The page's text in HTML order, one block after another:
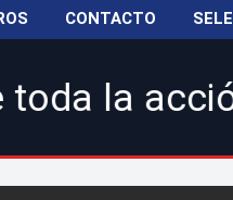
CONTACTO
de la